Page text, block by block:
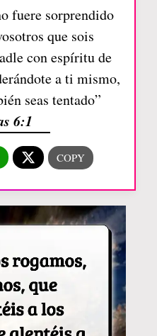
fuere sorprendido
que sois
con espíritu de
a ti mismo,
seas tentado”
6:1